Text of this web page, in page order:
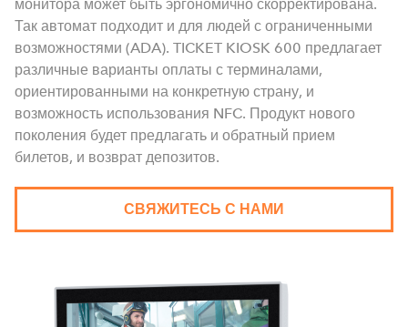
монитора может быть эргономично скорректирована.
Так автомат подходит и для людей с ограниченными
возможностями (ADA). TICKET KIOSK 600 предлагает
различные варианты оплаты с терминалами,
ориентированными на конкретную страну, и
возможность использования NFC. Продукт нового
поколения будет предлагать и обратный прием
билетов, и возврат депозитов.
СВЯЖИТЕСЬ С НАМИ